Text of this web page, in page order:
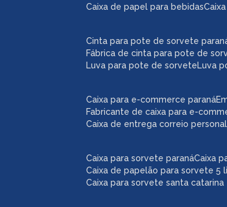
caixa de papel para bebidas
caixa de entrega correio
fabricante de caixa para e-
caixa para e-commerce paraná
caixa
caixa de papelão para sorvete 5
caixa para sorvete santa catarina
caixa para sorvete paraná
luva para pote de sorvete
fábrica de cinta para pote de
luva
cinta para pote de sorvete